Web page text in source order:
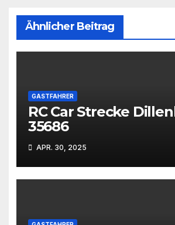
Ähnlicher Beitrag
GASTFAHRER
RC Car Strecke
35686
APR. 30, 2025